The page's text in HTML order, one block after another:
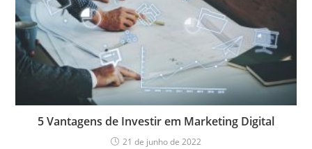
5 Vantagens de Investir em Marketing Digital
21 de junho de 2022